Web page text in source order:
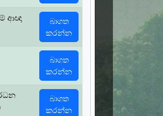
ආඥා
බාගත
කරන්න
බාගත
කරන්න
බාගත
කරන්න